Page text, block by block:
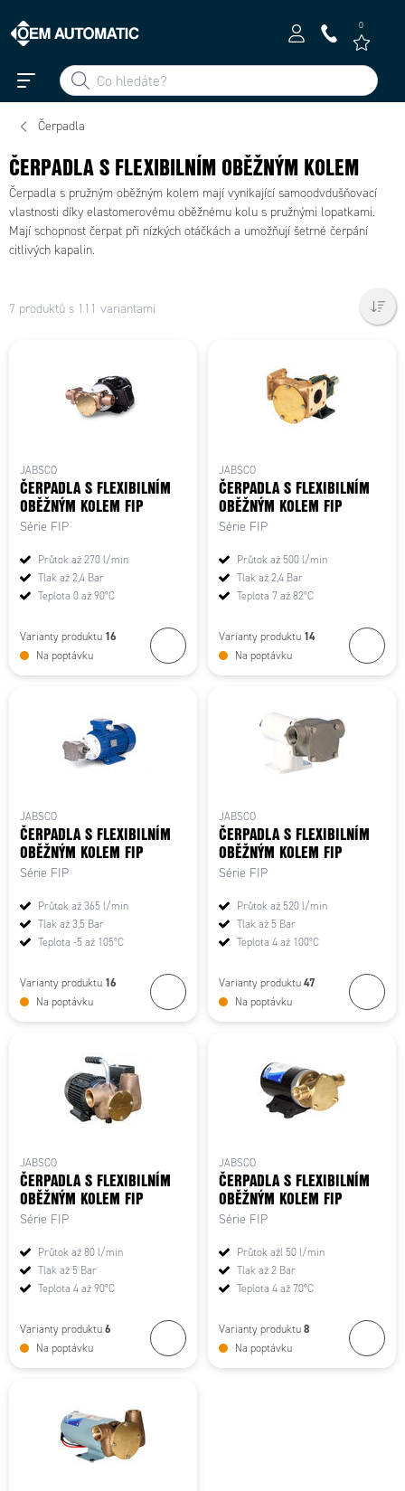
0
Čerpadla
ČERPADLA S FLEXIBILNÍM OBĚŽNÝM KOLEM
Čerpadla s pružným oběžným kolem mají vynikající samoodvdušňovací
vlastnosti díky elastomerovému oběžnému kolu s pružnými lopatkami.
Mají schopnost čerpat při nízkých otáčkách a umožňují šetrné čerpání
citlivých kapalin.
7 produktů s 111 variantami
JABSCO
ČERPADLA S FLEXIBILNÍM
OBĚŽNÝM KOLEM FIP
Série FIP
Průtok až 270 l/min
Tlak až 2,4 Bar
Teplota 0 až 90°C
Varianty produktu 16
Na poptávku
JABSCO
ČERPADLA S FLEXIBILNÍM
OBĚŽNÝM KOLEM FIP
Série FIP
Průtok až 500 l/min
Tlak až 2,4 Bar
Teplota 7 až 82°C
Varianty produktu 14
Na poptávku
JABSCO
ČERPADLA S FLEXIBILNÍM
OBĚŽNÝM KOLEM FIP
Série FIP
Průtok až 365 l/min
Tlak až 3,5 Bar
Teplota -5 až 105°C
Varianty produktu 16
Na poptávku
JABSCO
ČERPADLA S FLEXIBILNÍM
OBĚŽNÝM KOLEM FIP
Série FIP
Průtok až 520 l/min
Tlak až 5 Bar
Teplota 4 až 100°C
Varianty produktu 47
Na poptávku
JABSCO
ČERPADLA S FLEXIBILNÍM
OBĚŽNÝM KOLEM FIP
Série FIP
Průtok až 80 l/min
Tlak až 5 Bar
Teplota 4 až 90°C
Varianty produktu 6
Na poptávku
JABSCO
ČERPADLA S FLEXIBILNÍM
OBĚŽNÝM KOLEM FIP
Série FIP
Průtok ažl 50 l/min
Tlak až 2 Bar
Teplota 4 až 70°C
Varianty produktu 8
Na poptávku